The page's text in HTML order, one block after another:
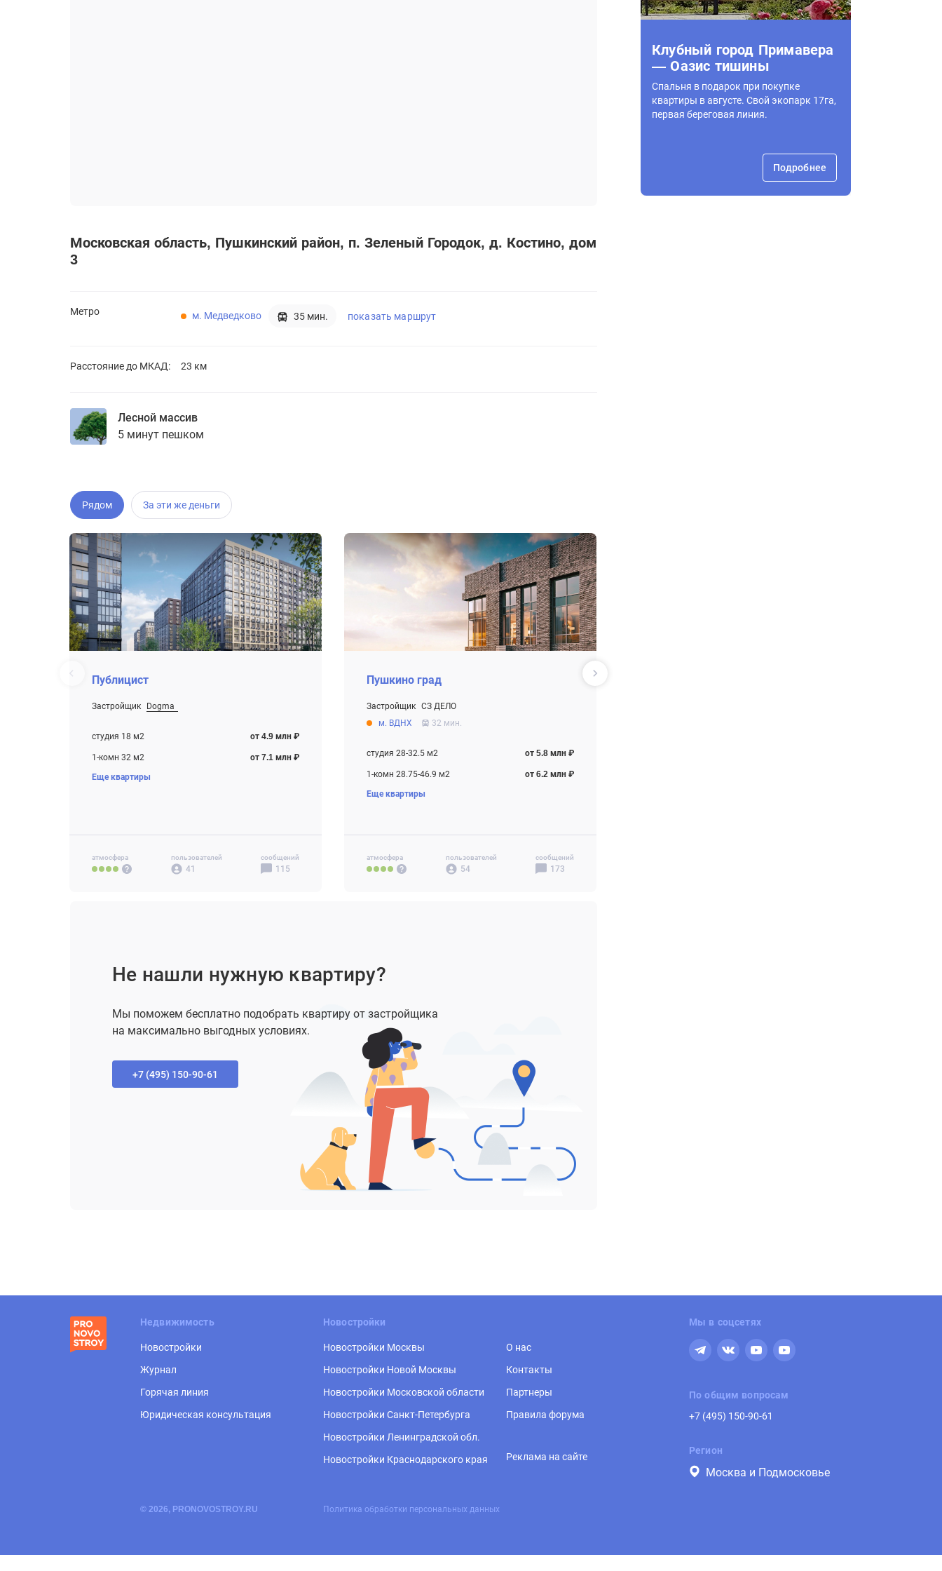
Клубный город Примавера
— Оазис тишины
Спальня в подарок при покупке
квартиры в августе. Свой экопарк 17га,
первая береговая линия.
Подробнее
Московская область Пушкинский район п. Зеленый Городок д. Костино, дом
3
Метро м. Медведково 35 мин. показать маршрут
Расстояние до МКАД: 23 км
Лесной массив
5 минут пешком
Рядом За эти же деньги
Публицист
Застройщик
Dogma
студия 18 м2
от 4.9 млн ₽
1-комн 32 м2 от 7.1 млн ₽
2-комн 43 м2
Еще квартиры
атмосфера пользователей
41
сообщений
115
Пушкино град
Застройщик СЗ ДЕЛО
Строится
м. ВДНХ 32 мин.
студия 28-32.5 м2 от 5.8 млн ₽
1-комн 28.75-46.9 м2 от 6.2 млн ₽
2-комн 36.6-68.5 м2
Еще квартиры
атмосфера пользователей
54
сообщений
173
Не нашли нужную квартиру?
Мы поможем бесплатно подобрать квартиру от застройщика
на максимально выгодных условиях.
+7 (495) 150-90-61‬
Недвижимость
Новостройки
Журнал
Горячая линия
Юридическая консультация
Новостройки
Новостройки Москвы
Новостройки Новой Москвы
Новостройки Московской области
Новостройки Санкт-Петербурга
Новостройки Ленинградской обл.
Новостройки Краснодарского края
О нас
Контакты
Партнеры
Правила форума
Реклама на сайте
Мы в соцсетях
По общим вопросам
+7 (495) 150-90-61
Регион
Москва и Подмосковье
© 2026, PRONOVOSTROY.RU Политика обработки персональных данных